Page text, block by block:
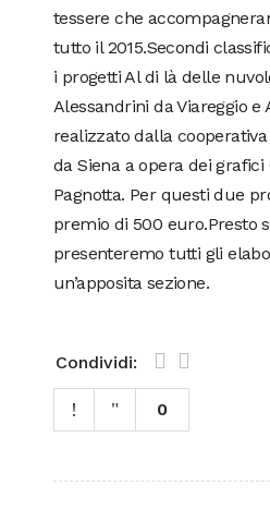
tessere che
tutto il 2015.Secondi
i progetti Al di là delle
Alessandrini da Viareggio
realizzato dalla
da Siena a opera dei grafici
Pagnotta. Per questi due
premio di 500 euro.Presto
presenteremo tutti gli
un’apposita sezione.
Condividi:
0